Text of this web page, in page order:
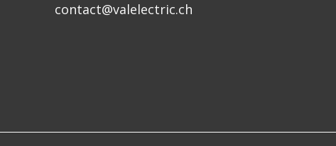
contact@valelectric.ch